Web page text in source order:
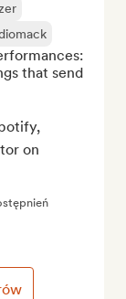
that send
on